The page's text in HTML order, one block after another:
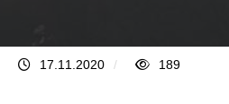
17.11.2020 / 189